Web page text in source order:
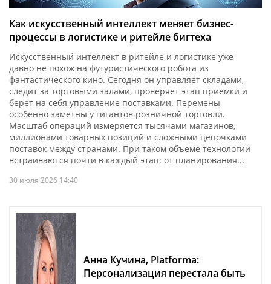
Как искусственный интеллект меняет бизнес-
процессы в логистике и ритейле бигтеха
Искусственный интеллект в ритейле и логистике уже
давно не похож на футуристического робота из
фантастического кино. Сегодня он управляет складами,
следит за торговыми залами, проверяет этап приемки и
берет на себя управление поставками. Перемены
особенно заметны у гигантов розничной торговли.
Масштаб операций измеряется тысячами магазинов,
миллионами товарных позиций и сложными цепочками
поставок между странами. При таком объеме технологии
встраиваются почти в каждый этап: от планирования...
30 июля 2026 14:40
Анна Кучина, Platforma:
Персонализация перестала быть